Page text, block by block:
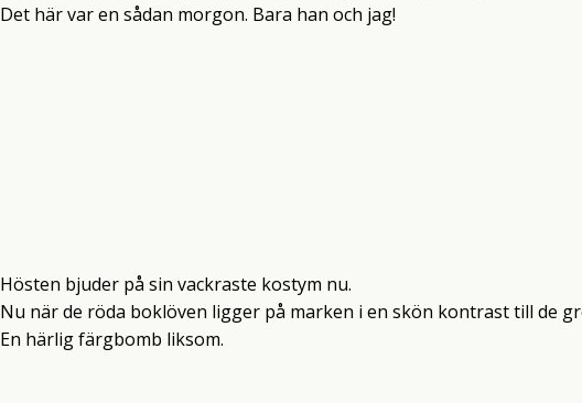
Det här var en sådan morgon. Bara han och jag!
Hösten bjuder på sin vackraste kostym nu.
Nu när de röda boklöven ligger på marken i en skön kontrast till de
En härlig färgbomb liksom.